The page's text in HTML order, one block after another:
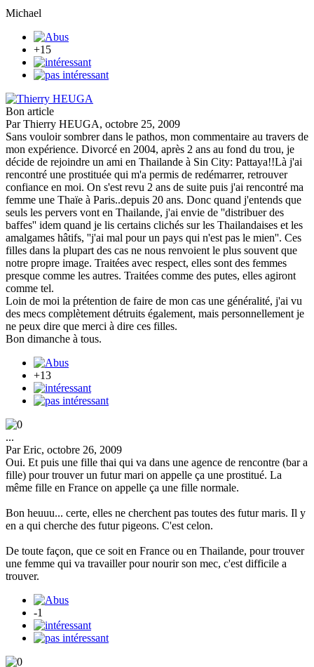
Michael
+15
Bon article
Par Thierry HEUGA, octobre 25, 2009
Sans vouloir sombrer dans le pathos, mon commentaire au travers de
mon expérience. Divorcé en 2004, après 2 ans au fond du trou, je
décide de rejoindre un ami en Thailande à Sin City: Pattaya!!Là j'ai
rencontré une prostituée qui m'a permis de redémarrer, retrouver
confiance en moi. On s'est revu 2 ans de suite puis j'ai rencontré ma
femme une Thaïe à Paris..depuis 20 ans. Donc quand j'entends que
seuls les pervers vont en Thailande, j'ai envie de ''distribuer des
baffes'' idem quand je lis certains clichés sur les Thailandaises et les
amalgames hâtifs, ''j'ai mal pour un pays qui n'est pas le mien''. Ces
filles dans la plupart des cas ne nous renvoient le plus souvent que
notre propre image. Traitées avec respect, elles sont des femmes
presque comme les autres. Traitées comme des putes, elles agiront
comme tel.
Loin de moi la prétention de faire de mon cas une généralité, j'ai vu
des mecs complètement détruits également, mais personnellement je
ne peux dire que merci à dire ces filles.
Bon dimanche à tous.
+13
...
Par Eric, octobre 26, 2009
Oui. Et puis une fille thai qui va dans une agence de rencontre (bar a
fille) pour trouver un futur mari on appelle ça une prostitué. La
même fille en France on appelle ça une fille normale.
Bon heuuu... certe, elles ne cherchent pas toutes des futur maris. Il y
en a qui cherche des futur pigeons. C'est celon.
De toute façon, que ce soit en France ou en Thailande, pour trouver
une femme qui va travailler pour nourir son mec, c'est difficile a
trouver.
-1